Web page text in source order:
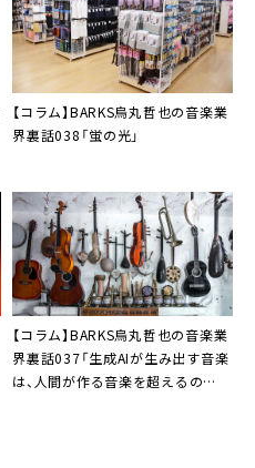
【コラム】BARKS烏丸哲也の音楽業
界裏話038「蛍の光」
【コラム】BARKS烏丸哲也の音楽業
界裏話037「生成AIが生み出す音楽
は、人間が作る音楽を超えるの